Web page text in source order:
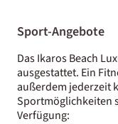
Sport-Angebote
Das Ikaros Beach
ausgestattet. Ein
außerdem jederzeit
Sportmöglichkeiten
Verfügung: